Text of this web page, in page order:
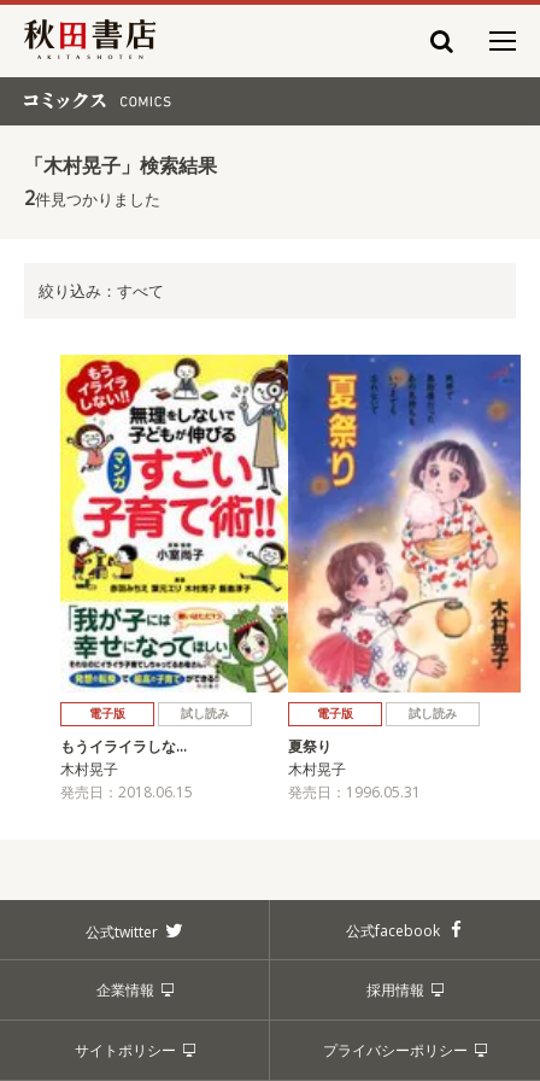
秋田書店
「木村晃子」検索結果
2件見つかりました
絞り込み：すべて
電子版 試し読み
もうイライラしな…
木村晃子
発売日：2018.06.15
電子版 試し読み
夏祭り
木村晃子
発売日：1996.05.31
公式twitter 公式facebook
企業情報 採用情報
サイトポリシー プライバシーポリシー